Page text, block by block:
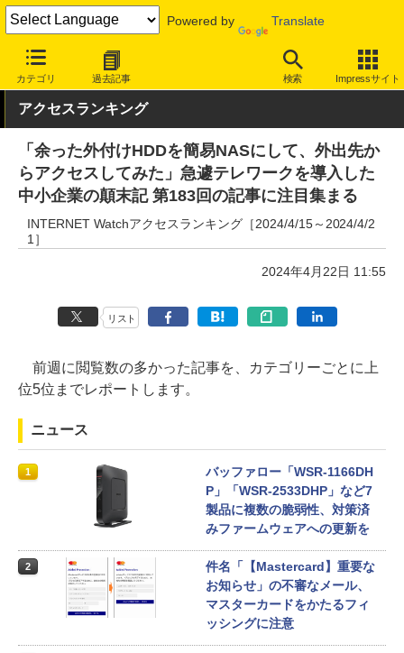
Powered by Translate
カテゴリ 過去記事 検索 Impressサイト
INTERNET Watch トピック その他
アクセスランキング
「余った外付けHDDを簡易NASにして、外出先か
らアクセスしてみた」急遽テレワークを導入した
中小企業の顛末記 第183回の記事に注目集まる
INTERNET Watchアクセスランキング［2024/4/15～2024/4/2
1］
2024年4月22日 11:55
リスト
前週に閲覧数の多かった記事を、カテゴリーごとに上
位5位までレポートします。
ニュース
1
バッファロー「WSR-1166DH
P」「WSR-2533DHP」など7
製品に複数の脆弱性、対策済
みファームウェアへの更新を
2
件名「【Mastercard】重要な
お知らせ」の不審なメール、
マスターカードをかたるフィ
ッシングに注意